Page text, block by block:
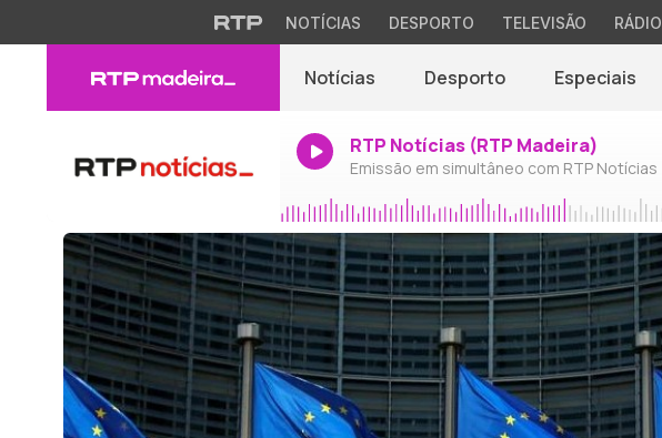
NOTÍCIAS DESPORTO TELEVISÃO RÁDIO
Notícias Desporto Especiais
RTP Notícias (RTP Madeira)
Emissão em simultâneo com RTP Notícias